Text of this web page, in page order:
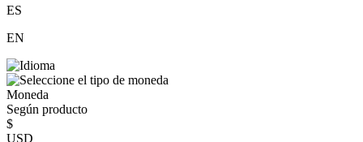
ES
EN
Moneda
Según producto
$
USD